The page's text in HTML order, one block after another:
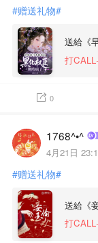
#赠送礼物#
送給《
打
0
1768^•^
4月21日
#赠送礼物#
送給《
打